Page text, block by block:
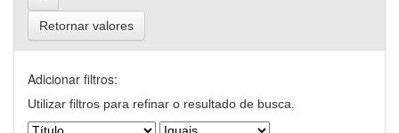
Retornar valores
Adicionar filtros:
Utilizar filtros para refinar o resultado de busca.